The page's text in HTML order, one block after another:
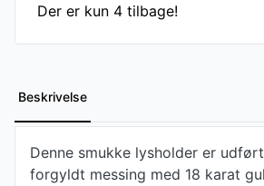
Der er kun 4 tilbage!
Beskrivelse
Denne smukke lysholder er
forgyldt messing med 18 karat